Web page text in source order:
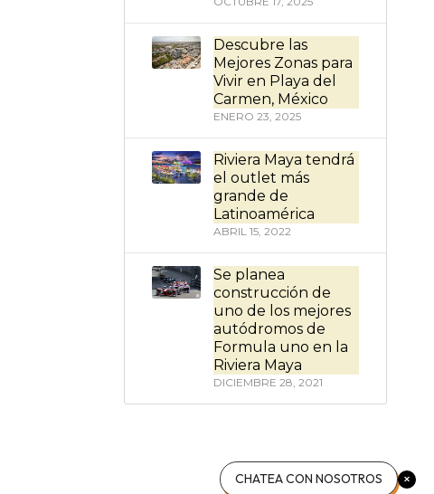
Descubre las
Mejores Zonas para
Vivir en Playa del
Carmen, México
ENERO 23, 2025
Riviera Maya tendrá
el outlet más
grande de
Latinoamérica
ABRIL 15, 2022
Se planea
construcción de
uno de los mejores
autódromos de
Formula uno en la
Riviera Maya
DICIEMBRE 28, 2021
CHATEA CON NOSOTROS